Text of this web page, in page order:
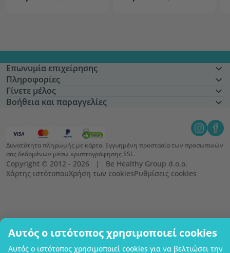
Αυτός ο ιστότοπος χρησιμοποιεί cookies
Αυτός ο ιστότοπος χρησιμοποιεί cookies για να βελτιώσει την
Επωνυμία επιχείρησης
Πληροφορίες
Γίνετε μέλος
Βοήθεια και παραγγελίες
Δυνατότητα πληρωμής με κάρτα. Εγγυημένη προστασία των προσωπικών
σας δεδομένων μέσω κρυπτογράφησης SSL.
Copyright © 2012 - 2026   |   Be Healthy Group d.o.o.
Χάρτης ιστότοπουΧρήση των cookiesΡυθμίσεις cookies